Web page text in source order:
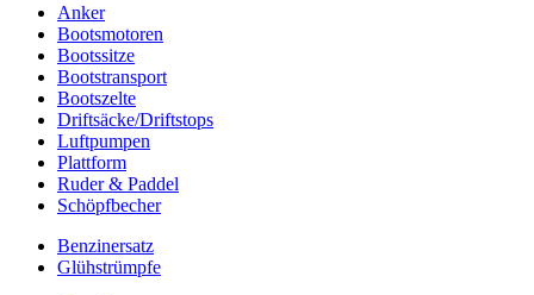
Anker
Bootsmotoren
Bootssitze
Bootstransport
Bootszelte
Driftsäcke/Driftstops
Luftpumpen
Plattform
Ruder & Paddel
Schöpfbecher
Benzinersatz
Glühstrümpfe